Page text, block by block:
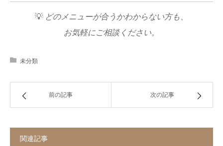
💡 どのメニューが合うかわからない方も、
お気軽にご相談ください。
未分類
前の記事 次の記事
関連記事